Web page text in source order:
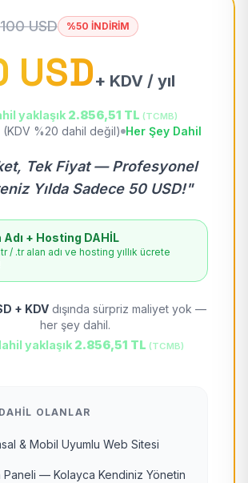
100 USD %50 İNDİRİM
USD+ KDV / yıl
yaklaşık 2.856,51 TL (TCMB)
(KDV %20 dahil değil) Her Şey Dahil
Tek Fiyat — Profesyonel
Yılda Sadece 50 USD!"
Adı + Hosting DAHİL
/ .tr alan adı ve hosting yıllık ücrete
+ KDV dışında sürpriz maliyet yok —
her şey dahil.
yaklaşık 2.856,51 TL (TCMB)
OLANLAR
& Mobil Uyumlu Web Sitesi
Paneli — Kolayca Kendiniz Yönetin